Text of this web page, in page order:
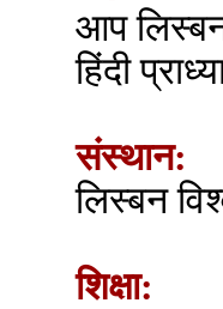
आप
हिंदी
संस्थान:
लिस्बन
शिक्षा: